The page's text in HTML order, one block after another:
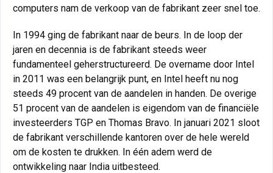
computers nam de verkoop van de fabrikant zeer snel toe.
In 1994 ging de fabrikant naar de beurs. In de loop der
jaren en decennia is de fabrikant steeds weer
fundamenteel geherstructureerd. De overname door Intel
in 2011 was een belangrijk punt, en Intel heeft nu nog
steeds 49 procent van de aandelen in handen. De overige
51 procent van de aandelen is eigendom van de financiële
investeerders TGP en Thomas Bravo. In januari 2021 sloot
de fabrikant verschillende kantoren over de hele wereld
om de kosten te drukken. In één adem werd de
ontwikkeling naar India uitbesteed.